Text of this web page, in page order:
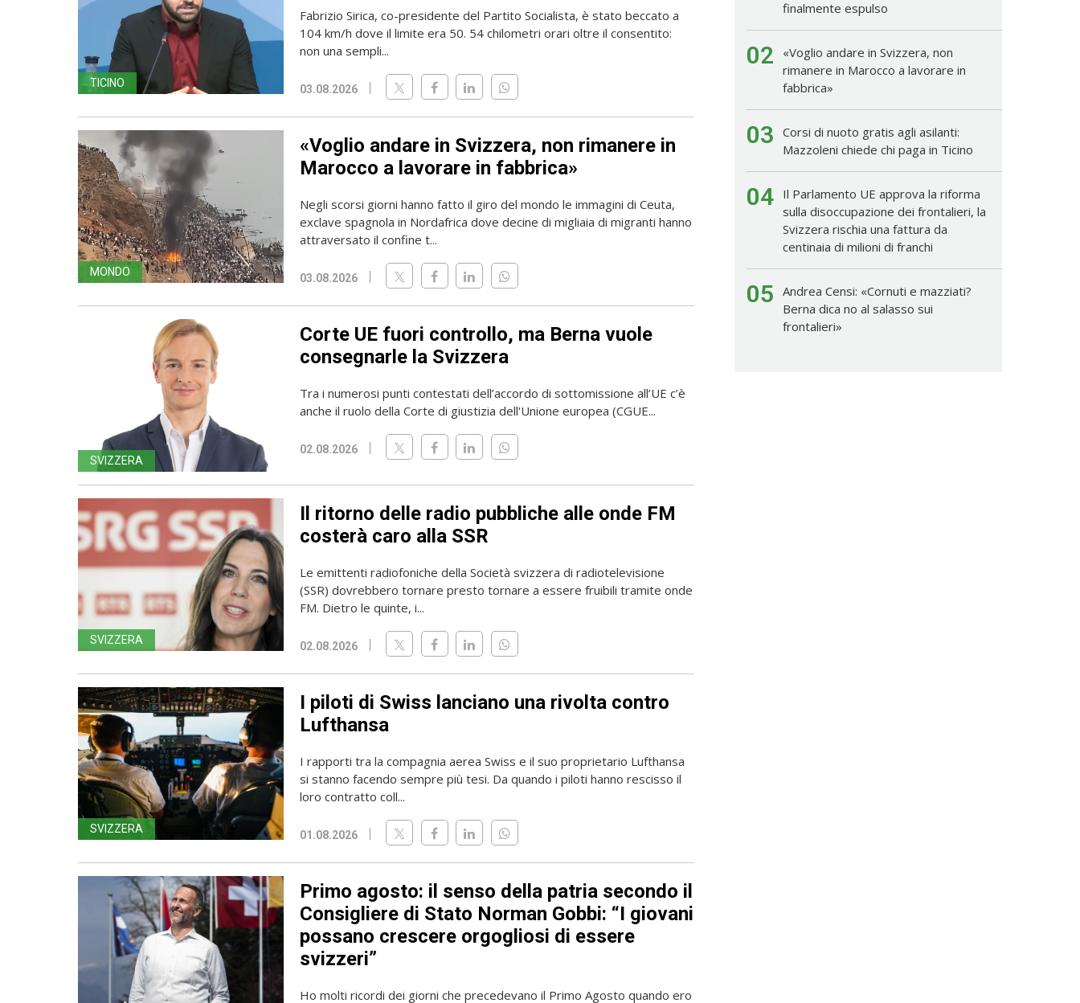
TICINO
Fabrizio Sirica, co-presidente del Partito Socialista, è stato beccato a
104 km/h dove il limite era 50. 54 chilometri orari oltre il consentito:
non una sempli...
03.08.2026
MONDO
«Voglio andare in Svizzera, non rimanere in
Marocco a lavorare in fabbrica»
Negli scorsi giorni hanno fatto il giro del mondo le immagini di Ceuta,
exclave spagnola in Nordafrica dove decine di migliaia di migranti hanno
attraversato il confine t...
03.08.2026
SVIZZERA
Corte UE fuori controllo, ma Berna vuole
consegnarle la Svizzera
Tra i numerosi punti contestati dell’accordo di sottomissione all’UE c’è
anche il ruolo della Corte di giustizia dell'Unione europea (CGUE...
02.08.2026
SVIZZERA
Il ritorno delle radio pubbliche alle onde FM
costerà caro alla SSR
Le emittenti radiofoniche della Società svizzera di radiotelevisione
(SSR) dovrebbero tornare presto tornare a essere fruibili tramite onde
FM. Dietro le quinte, i...
02.08.2026
SVIZZERA
I piloti di Swiss lanciano una rivolta contro
Lufthansa
I rapporti tra la compagnia aerea Swiss e il suo proprietario Lufthansa
si stanno facendo sempre più tesi. Da quando i piloti hanno rescisso il
loro contratto coll...
01.08.2026
Primo agosto: il senso della patria secondo il
Consigliere di Stato Norman Gobbi: “I giovani
possano crescere orgogliosi di essere
svizzeri”
Ho molti ricordi dei giorni che precedevano il Primo Agosto quando ero
finalmente espulso
02
«Voglio andare in Svizzera, non
rimanere in Marocco a lavorare in
fabbrica»
03 Corsi di nuoto gratis agli asilanti:
Mazzoleni chiede chi paga in Ticino
04
Il Parlamento UE approva la riforma
sulla disoccupazione dei frontalieri, la
Svizzera rischia una fattura da
centinaia di milioni di franchi
05 Andrea Censi: «Cornuti e mazziati?
Berna dica no al salasso sui
frontalieri»